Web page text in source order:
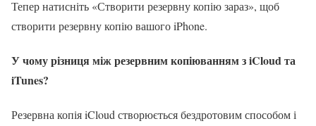
Тепер натисніть «Створити резервну копію зараз», щоб
створити резервну копію вашого iPhone.
У чому різниця між резервним копіюванням з iCloud та
iTunes?
Резервна копія iCloud створюється бездротовим способом і